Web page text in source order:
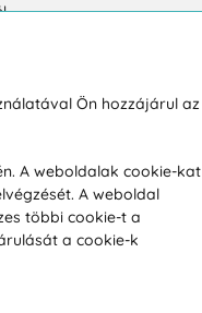
Ön hozzájárul az
A weboldalak cookie-kat
A weboldal
többi cookie-t a
a cookie-k